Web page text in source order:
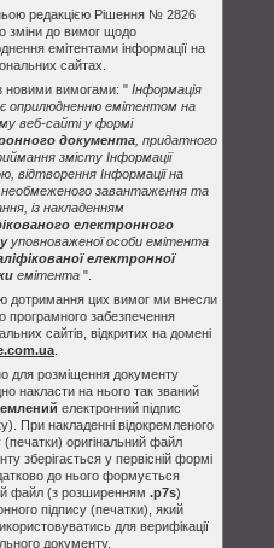
редакцією Рішення № 2826
зміни до вимог щодо
емітентами інформації на
сайтах.
новими вимогами: " Інформація
оприлюдненню емітентом на
веб-сайті у формі
документа , придатного
змісту Інформації
відтворення Інформації на
необмеженого завантаження та
із накладенням
електронного
уповноваженої особи емітента
електронної
емітента ".
дотримання цих вимог ми внесли
програмного забезпечення
сайтів, відкритих на домені
для розміщення документу
накласти на нього так званий
електронний підпис
При накладенні відокремленого
(печатки) оригінальний файл
зберігається у первісній формі
до нього формується
файл (з розширенням .p7s)
підпису (печатки), який
для верифікації
документу.